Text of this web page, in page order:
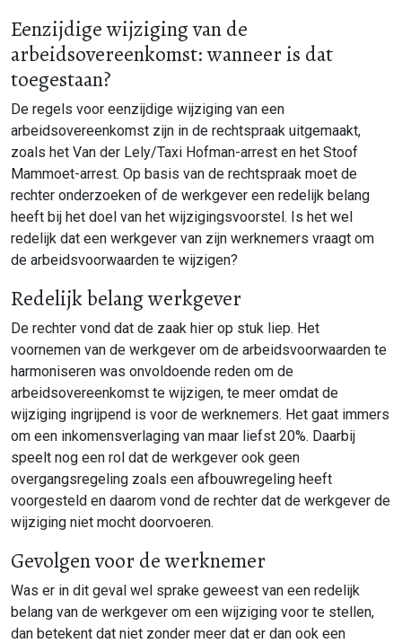
Eenzijdige wijziging van de
arbeidsovereenkomst: wanneer is dat
toegestaan?
De regels voor eenzijdige wijziging van een
arbeidsovereenkomst zijn in de rechtspraak uitgemaakt,
zoals het Van der Lely/Taxi Hofman-arrest en het Stoof
Mammoet-arrest. Op basis van de rechtspraak moet de
rechter onderzoeken of de werkgever een redelijk belang
heeft bij het doel van het wijzigingsvoorstel. Is het wel
redelijk dat een werkgever van zijn werknemers vraagt om
de arbeidsvoorwaarden te wijzigen?
Redelijk belang werkgever
De rechter vond dat de zaak hier op stuk liep. Het
voornemen van de werkgever om de arbeidsvoorwaarden te
harmoniseren was onvoldoende reden om de
arbeidsovereenkomst te wijzigen, te meer omdat de
wijziging ingrijpend is voor de werknemers. Het gaat immers
om een inkomensverlaging van maar liefst 20%. Daarbij
speelt nog een rol dat de werkgever ook geen
overgangsregeling zoals een afbouwregeling heeft
voorgesteld en daarom vond de rechter dat de werkgever de
wijziging niet mocht doorvoeren.
Gevolgen voor de werknemer
Was er in dit geval wel sprake geweest van een redelijk
belang van de werkgever om een wijziging voor te stellen,
dan betekent dat niet zonder meer dat er dan ook een